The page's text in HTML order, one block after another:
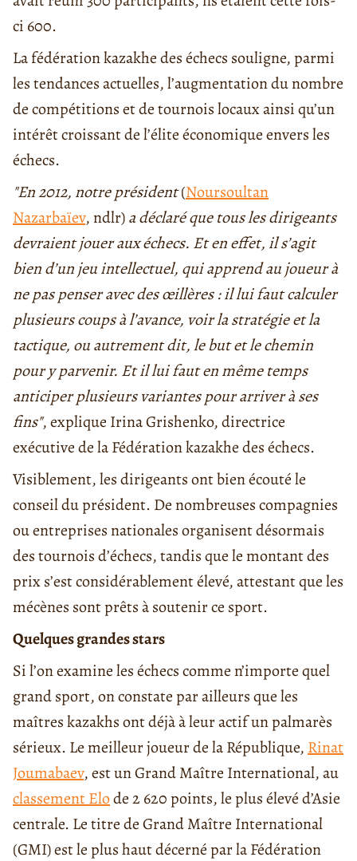
ci 600.
La fédération kazakhe des échecs souligne, parmi
les tendances actuelles, l’augmentation du nombre
de compétitions et de tournois locaux ainsi qu’un
intérêt croissant de l’élite économique envers les
échecs.
"En 2012, notre président(Noursoultan
Nazarbaïev, ndlr)a déclaré que tous les dirigeants
devraient jouer aux échecs. Et en effet, il s’agit
bien d’un jeu intellectuel, qui apprend au joueur à
ne pas penser avec des œillères : il lui faut calculer
plusieurs coups à l’avance, voir la stratégie et la
tactique, ou autrement dit, le but et le chemin
pour y parvenir. Et il lui faut en même temps
anticiper plusieurs variantes pour arriver à ses
fins", explique Irina Grishenko, directrice
exécutive de la Fédération kazakhe des échecs.
Visiblement, les dirigeants ont bien écouté le
conseil du président. De nombreuses compagnies
ou entreprises nationales organisent désormais
des tournois d’échecs, tandis que le montant des
prix s’est considérablement élevé, attestant que les
mécènes sont prêts à soutenir ce sport.
Quelques grandes stars
Si l’on examine les échecs comme n’importe quel
grand sport, on constate par ailleurs que les
maîtres kazakhs ont déjà à leur actif un palmarès
sérieux. Le meilleur joueur de la République, Rinat
Joumabaev, est un Grand Maître International, au
classement Elode 2 620 points, le plus élevé d’Asie
centrale. Le titre de Grand Maître International
(GMI) est le plus haut décerné par la Fédération